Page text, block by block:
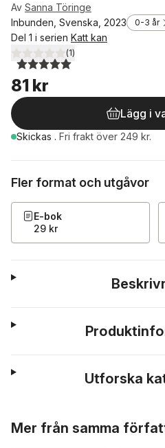
Av Sanna Töringe
Inbunden, Svenska, 2023
0-3 år
Del 1 i serien Katt kan
5,0utav 5 stjärnor. Totalt antal
(1)
81 kr
Lägg i
Skickas . Fri frakt över 249 kr.
Fler format och utgåvor
E-bok
29 kr
Utforska
Mer från samma